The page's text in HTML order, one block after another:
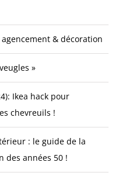
& décoration
»
Ikea hack pour
chevreuils !
: le guide de la
des années 50 !